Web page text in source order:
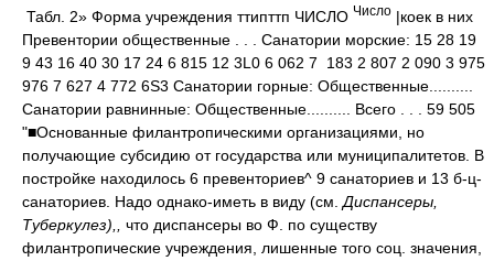
Табл. 2» Форма учреждения ттипттп ЧИСЛО Число |коек в них
Превентории общественные . . . Санатории морские: 15 28 19
9 43 16 40 30 17 24 6 815 12 3L0 6 062 7 183 2 807 2 090 3 975
976 7 627 4 772 6S3 Санатории горные: Общественные..........
Санатории равнинные: Общественные.......... Всего . . . 59 505
"■Основанные филантропическими организациями, но
получающие субсидию от государства или муниципалитетов. В
постройке находилось 6 превенториев^ 9 санаториев и 13 б-ц-
санаториев. Надо однако-иметь в виду (см. Диспансеры,
Туберкулез),, что диспансеры во Ф. по существу
филантропические учреждения, лишенные того соц. значения,